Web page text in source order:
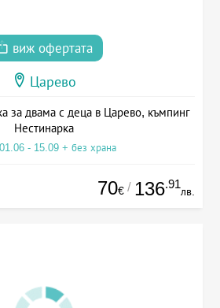
виж офертата
Царево
за двама с деца в Царево, къмпинг
Нестинарка
- 15.09 + без храна
70€ / 136.91
лв.